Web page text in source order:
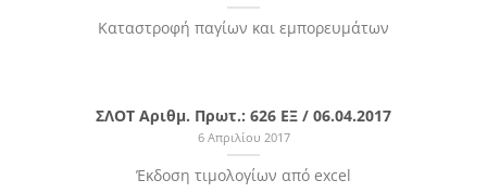
Καταστροφή παγίων και εμπορευμάτων
ΣΛΟΤ Αριθμ. Πρωτ.: 626 ΕΞ / 06.04.2017
6 Απριλίου 2017
Έκδοση τιμολογίων από excel